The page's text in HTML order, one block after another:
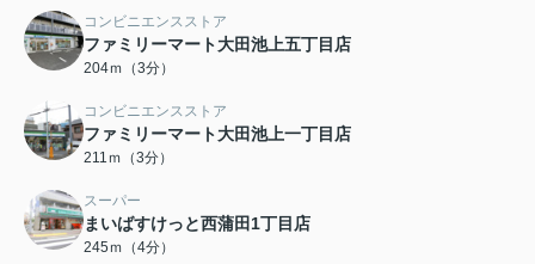
コンビニエンスストア
ファミリーマート大田池上五丁目店
204ｍ（3分）
コンビニエンスストア
ファミリーマート大田池上一丁目店
211ｍ（3分）
スーパー
まいばすけっと西蒲田1丁目店
245ｍ（4分）